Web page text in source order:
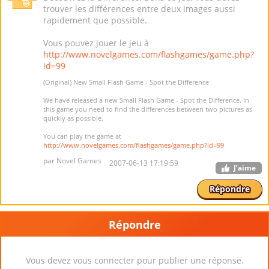
trouver les différences entre deux images aussi
rapidement que possible.
Vous pouvez jouer le jeu à
http://www.novelgames.com/flashgames/game.php?
id=99
(Original) New Small Flash Game - Spot the Difference
We have released a new Small Flash Game - Spot the Difference. In
this game you need to find the differences between two pictures as
quickly as possible.
You can play the game at
http://www.novelgames.com/flashgames/game.php?id=99
par Novel Games 2007-06-13 17:19:59 J’aime
Répondre
Répondre
Vous devez vous connecter pour publier une réponse.